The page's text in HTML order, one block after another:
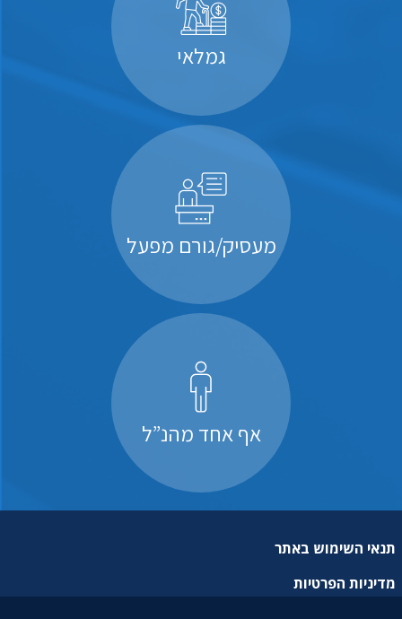
גמלאי
מעסיק/גורם מפעל
אף אחד מהנ”ל
תנאי השימוש באתר
מדיניות הפרטיות